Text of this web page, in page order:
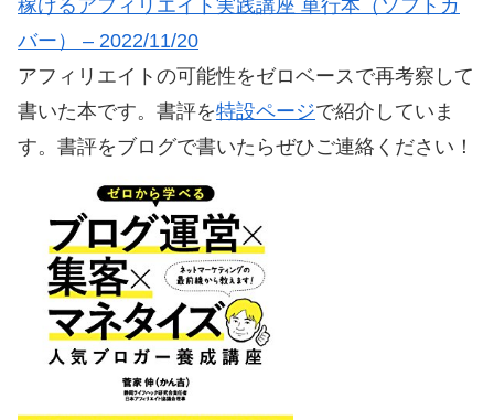
稼げるアフィリエイト実践講座 単行本（ソフトカ
バー） – 2022/11/20
アフィリエイトの可能性をゼロベースで再考察して
書いた本です。書評を特設ページで紹介していま
す。書評をブログで書いたらぜひご連絡ください！